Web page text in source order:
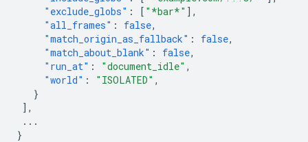
"exclude_globs" : [ "*bar*" ],
"all_frames" : false,
"match_origin_as_fallback" : false,
"match_about_blank" : false,
"run_at" : "document_idle" ,
"world" : "ISOLATED" ,
}
],
...
}